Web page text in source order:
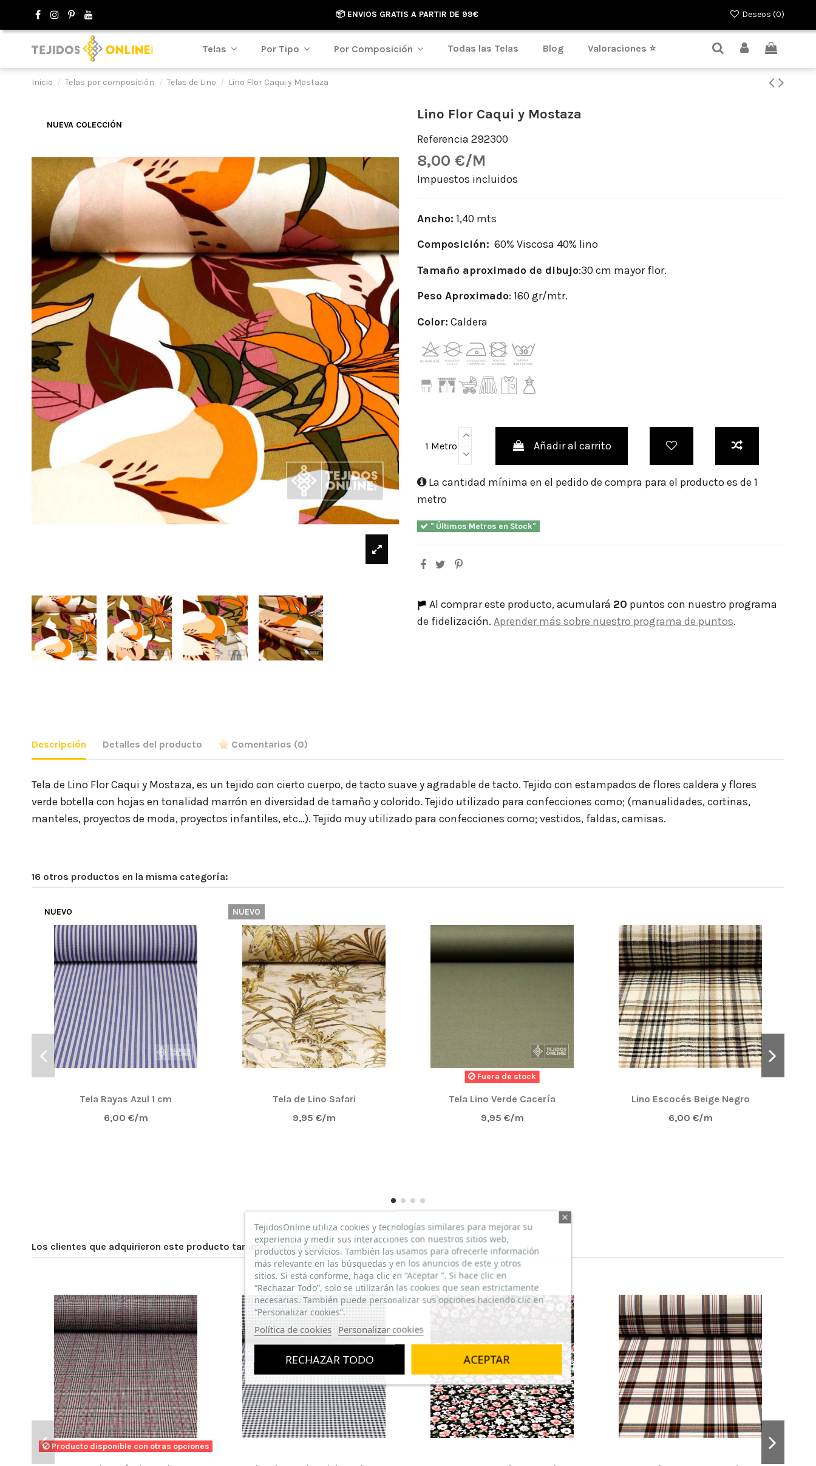
📦 ENVIOS GRATIS A PARTIR DE 99€ Deseos (0)
Telas Por Tipo Por Composición Todas las Telas Blog Valoraciones ⭐
Inicio Telas por composición Telas de Lino Lino Flor Caqui y Mostaza
NUEVA COLECCIÓN
Lino Flor Caqui y Mostaza
Referencia 292300
8,00 €/M
Impuestos incluidos
Ancho: 1,40 mts
Composición: 60% Viscosa 40% lino
Tamaño aproximado de dibujo:30 cm mayor flor.
Peso Aproximado: 160 gr/mtr.
Color: Caldera
1 Metro Añadir al carrito
La cantidad mínima en el pedido de compra para el producto es de 1
metro
" Últimos Metros en Stock"
Al comprar este producto, acumulará 20 puntos con nuestro programa
de fidelización. Aprender más sobre nuestro programa de puntos.
Descripción Detalles del producto Comentarios (0)
Tela de Lino Flor Caqui y Mostaza, es un tejido con cierto cuerpo, de tacto suave y agradable de tacto. Tejido con estampados de flores caldera y flores
verde botella con hojas en tonalidad marrón en diversidad de tamaño y colorido. Tejido utilizado para confecciones como; (manualidades, cortinas,
manteles, proyectos de moda, proyectos infantiles, etc…). Tejido muy utilizado para confecciones como; vestidos, faldas, camisas.
16 otros productos en la misma categoría:
NUEVO
Tela Rayas Azul 1 cm
6,00 €/m
NUEVO
Tela de Lino Safari
9,95 €/m
Fuera de stock
Tela Lino Verde Cacería
9,95 €/m
Lino Escocés Beige Negro
6,00 €/m
Los clientes que adquirieron este producto también compraron:
Producto disponible con otras opciones
TejidosOnline utiliza cookies y tecnologías similares para mejorar su
experiencia y medir sus interacciones con nuestros sitios web,
productos y servicios. También las usamos para ofrecerle información
más relevante en las búsquedas y en los anuncios de este y otros
sitios. Si está conforme, haga clic en “Aceptar ”. Si hace clic en
“Rechazar Todo”, solo se utilizarán las cookies que sean estrictamente
necesarias. También puede personalizar sus opciones haciendo clic en
“Personalizar cookies”.
Política de cookies Personalizar cookies
RECHAZAR TODO ACEPTAR